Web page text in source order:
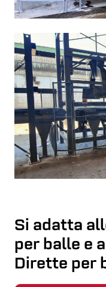
Si adatta
per balle e
Dirette per